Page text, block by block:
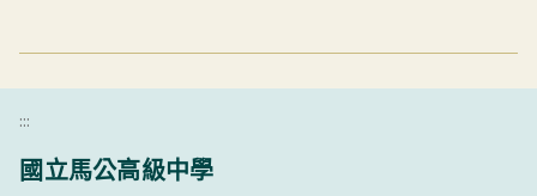
:::
國立馬公高級中學